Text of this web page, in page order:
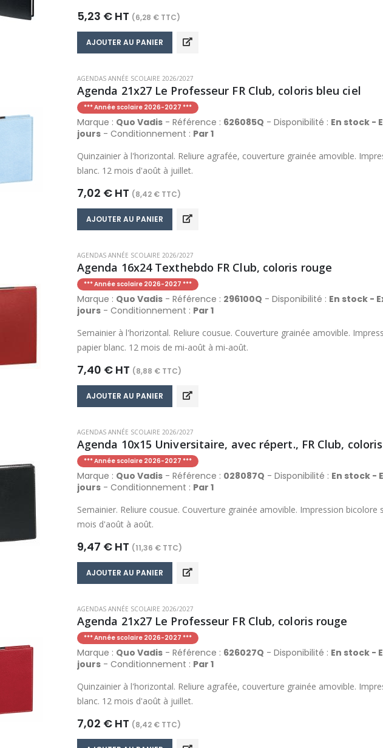
5,23 € HT (6,28 € TTC)
AJOUTER AU PANIER
AGENDAS ANNÉE SCOLAIRE 2026/2027
Agenda 21x27 Le Professeur FR Club, coloris bleu ciel
*** Année scolaire 2026-2027 ***
Marque : Quo Vadis - Référence : 626085Q - Disponibilité : En stock -
jours - Conditionnement : Par 1
Quinzainier à l'horizontal. Reliure agrafée, couverture grainée amovible.
blanc. 12 mois d'août à juillet.
7,02 € HT (8,42 € TTC)
AJOUTER AU PANIER
AGENDAS ANNÉE SCOLAIRE 2026/2027
Agenda 16x24 Texthebdo FR Club, coloris rouge
*** Année scolaire 2026-2027 ***
Marque : Quo Vadis - Référence : 296100Q - Disponibilité : En stock -
jours - Conditionnement : Par 1
Semainier à l'horizontal. Reliure cousue. Couverture grainée amovible.
papier blanc. 12 mois de mi-août à mi-août.
7,40 € HT (8,88 € TTC)
AJOUTER AU PANIER
AGENDAS ANNÉE SCOLAIRE 2026/2027
Agenda 10x15 Universitaire, avec répert., FR Club,
*** Année scolaire 2026-2027 ***
Marque : Quo Vadis - Référence : 028087Q - Disponibilité : En stock -
jours - Conditionnement : Par 1
Semainier. Reliure cousue. Couverture grainée amovible. Impression bicolore
mois d'août à août.
9,47 € HT (11,36 € TTC)
AJOUTER AU PANIER
AGENDAS ANNÉE SCOLAIRE 2026/2027
Agenda 21x27 Le Professeur FR Club, coloris rouge
*** Année scolaire 2026-2027 ***
Marque : Quo Vadis - Référence : 626027Q - Disponibilité : En stock -
jours - Conditionnement : Par 1
Quinzainier à l'horizontal. Reliure agrafée, couverture grainée amovible.
blanc. 12 mois d'août à juillet.
7,02 € HT (8,42 € TTC)